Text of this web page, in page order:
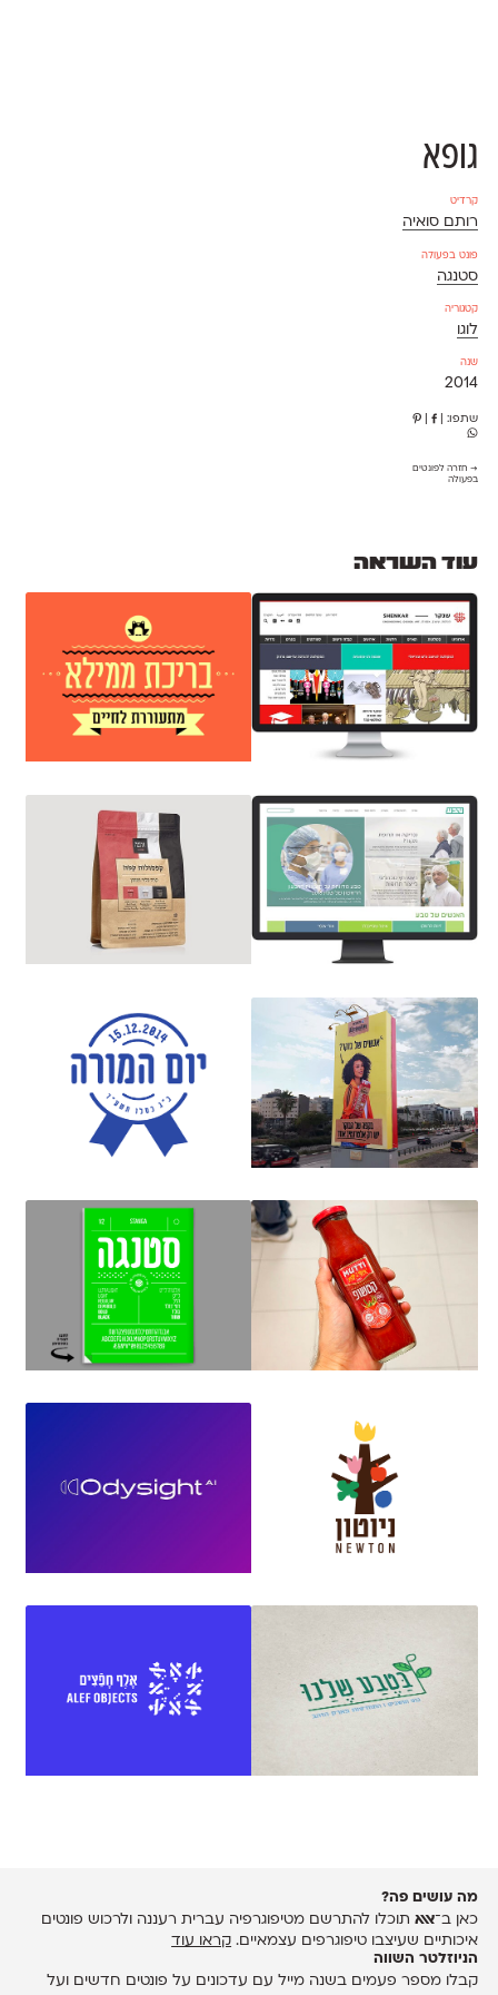
גופא
קרדיט
רותם סואיה
פונט בפעולה
סטנגה
קטגוריה
לוגו
שנה
2014
שתפו: |
→ חזרה לפונטים
בפעולה
עוד השראה
מה עושים פה?
כאן ב־אאאתוכלו להתרשם מטיפוגרפיה עברית רעננה ולרכוש פונטים
איכותיים שעיצבו טיפוגרפים עצמאיים. קראו עוד
הניוזלטר השווה
קבלו מספר פעמים בשנה מייל עם עדכונים על פונטים חדשים ועל